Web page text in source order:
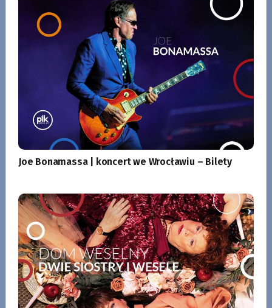
Joe Bonamassa | koncert we Wrocławiu – Bilety